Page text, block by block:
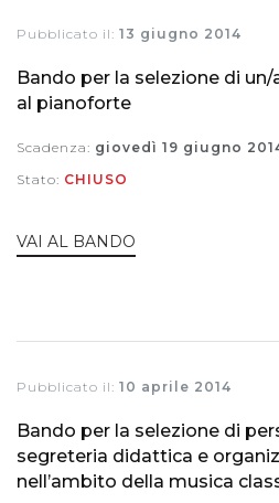
Pubblicato il: 13 giugno 2014
Bando per la selezione di
al pianoforte
Scadenza: giovedì 19 giugno
Stato: CHIUSO
VAI AL BANDO
Pubblicato il: 10 aprile 2014
Bando per la selezione di
segreteria didattica e
nell’ambito della musica